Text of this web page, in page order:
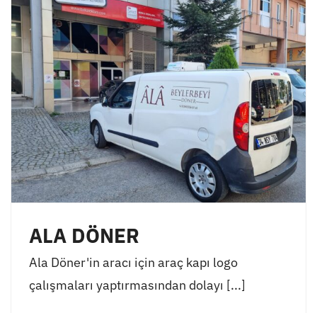
ALA DÖNER
Ala Döner'in aracı için araç kapı logo
çalışmaları yaptırmasından dolayı [...]